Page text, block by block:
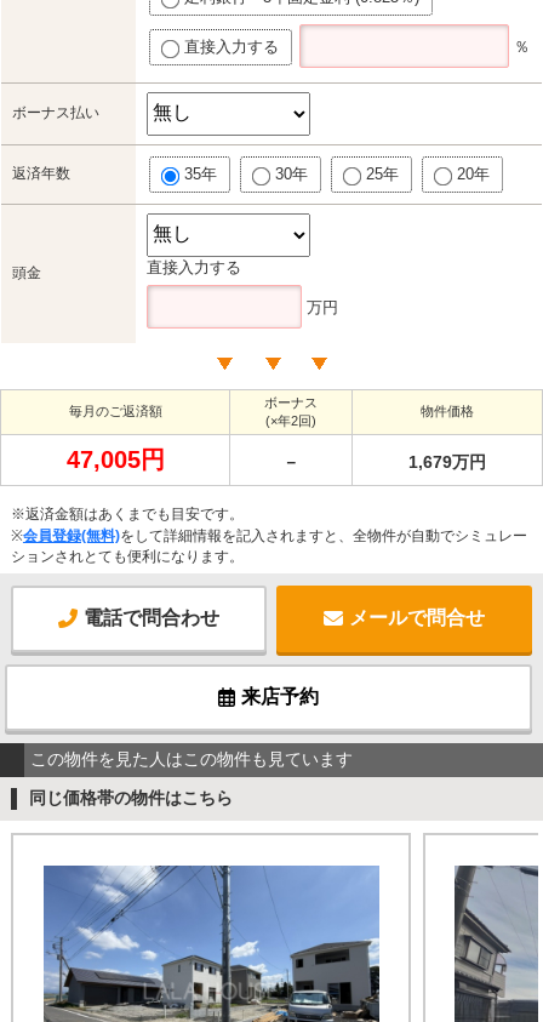
直接入力する ％
ボーナス払い
返済年数 35年 30年 25年 20年
頭金 直接入力する
万円
毎月のご返済額
ボーナス
(×年2回)
物件価格
47,005円 － 1,679万円
※返済金額はあくまでも目安です。
※会員登録(無料)をして詳細情報を記入されますと、全物件が自動でシミュレー
ションされとても便利になります。
電話で問合わせ メールで問合せ
来店予約
この物件を見た人はこの物件も見ています
同じ価格帯の物件はこちら